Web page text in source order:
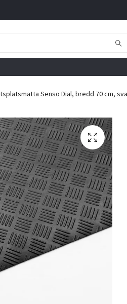
Senso Dial, bredd 70 cm,